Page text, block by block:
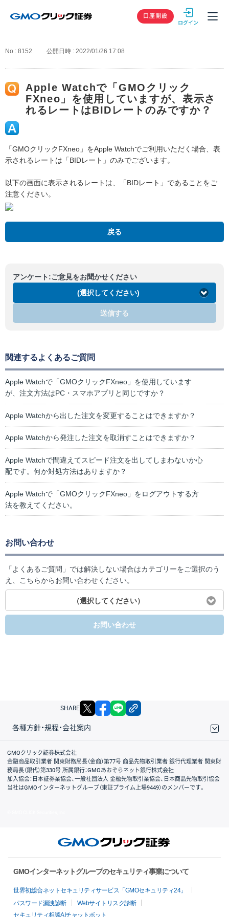
GMOクリック
口座開設
No : 8152 公開日時 : 2022/01/26 17:08
Apple Watchで「GMOクリック
FXneo」を使用していますが、表示さ
れるレートはBIDレートのみですか？
「GMOクリックFXneo」をApple Watchでご利用いただく場合、表
示されるレートは「BIDレート」のみでございます。
以下の画面に表示されるレートは、「BIDレート」であることをご
注意ください。
戻る
アンケート:ご意見をお聞かせください
(選択してください)
送信する
関連するよくあるご質問
Apple Watchで「GMOクリックFXneo」を使用しています
が、注文方法はPC・スマホアプリと同じですか？
Apple Watchから出した注文を変更することはできますか？
Apple Watchから発注した注文を取消すことはできますか？
Apple Watchで間違えてスピード注文を出してしまわないか心
配です。何か対処方法はありますか？
Apple Watchで「GMOクリックFXneo」をログアウトする方
法を教えてください。
お問い合わせ
「よくあるご質問」では解決しない場合はカテゴリーをご選択のう
え、こちらからお問い合わせください。
（選択してください）
お問い合わせ
SHARE X facebook
各種方針・規程・会社案内
取引規程・約款
サイトマップ
その他のご案内
個人情報保護方針
最良執行方針
サイトのご利用について
ディスクレイマー
信託保全
リスク説明
会社案内
GMOクリック証券株式会社
金融商品取引業者 関東財務局長（金商）第77号 商品先物取引業者 銀行代理業者 関東財
務局長（銀代）第330号 所属銀行：GMOあおぞらネット銀行株式会社
加入協会：日本証券業協会、一般社団法人 金融先物取引業協会、日本商品先物取引協会
当社はGMOインターネットグループ（東証プライム上場9449）のメンバーです。
GMOインターネットグループのセキュリティ事業について
世界初総合ネットセキュリティサービス「GMOセキュリティ24」
パスワード漏洩診断
Webサイトリスク診断
セキュリティ相談AIチャットボット